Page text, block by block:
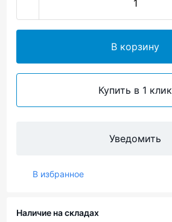
В корзину
Купить в 1 клик
Уведомить
В избранное
Наличие на складах